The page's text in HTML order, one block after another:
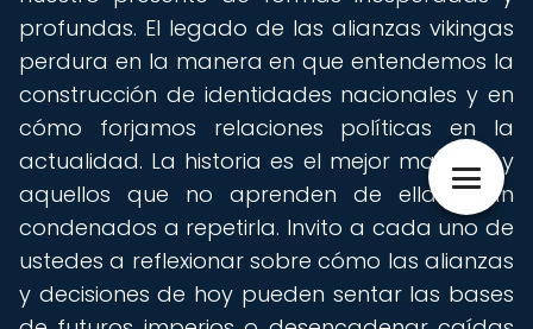
profundas. El legado de las alianzas vikingas
perdura en la manera en que entendemos la
construcción de identidades nacionales y en
cómo forjamos relaciones políticas en la
actualidad. La historia es el mejor maestro, y
aquellos que no aprenden de ella están
condenados a repetirla. Invito a cada uno de
ustedes a reflexionar sobre cómo las alianzas
y decisiones de hoy pueden sentar las bases